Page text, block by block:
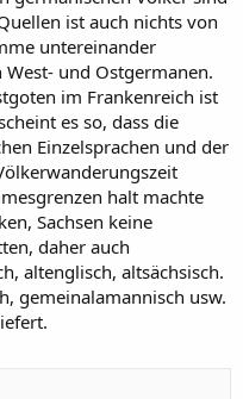
ist auch nichts von
untereinander
und Ostgermanen.
im Frankenreich ist
es so, dass die
Einzelsprachen und der
halt machte
Sachsen keine
daher auch
altenglisch, altsächsisch.
gemeinalamannisch usw.